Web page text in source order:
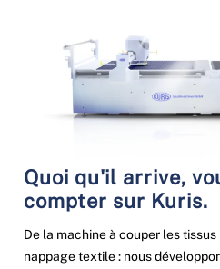
Quoi qu'il arrive,
compter sur Kuris.
De la machine à couper les
nappage textile : nous